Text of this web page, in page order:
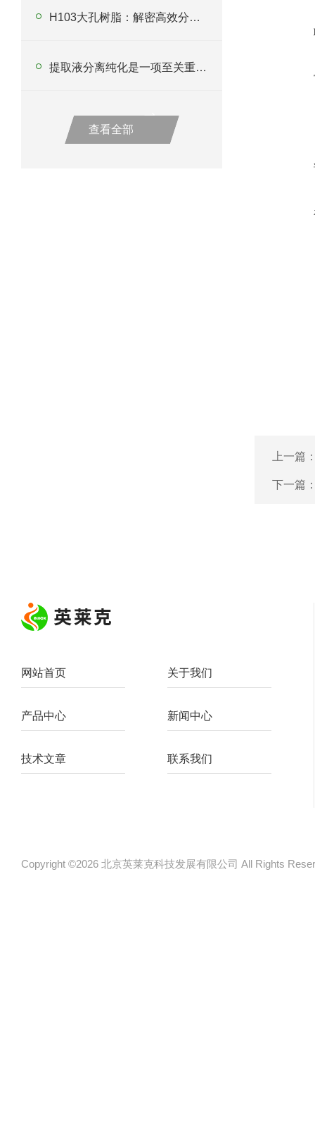
H103大孔树脂：解密高效分离纯化新利器
提取液分离纯化是一项至关重要的技术
查看全部
上一篇
下一篇
网站首页 关于我们
产品中心 新闻中心
技术文章 联系我们
Copyright ©2026 北京英莱克科技发展有限公司 All Rights